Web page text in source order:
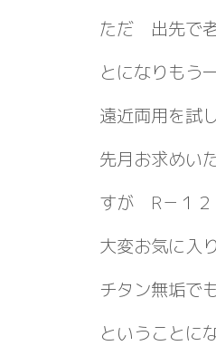
ただ 出先で
とになりもう
遠近両用を試
先月お求めい
すが R－１２
大変お気に入
チタン無垢で
ということに